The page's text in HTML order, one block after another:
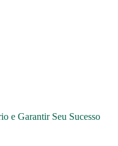
e Garantir Seu Sucesso